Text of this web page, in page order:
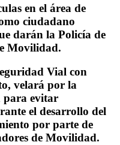
en el área de
ciudadano
darán la Policía de
Movilidad.
Vial con
velará por la
para evitar
el desarrollo del
por parte de
de Movilidad.